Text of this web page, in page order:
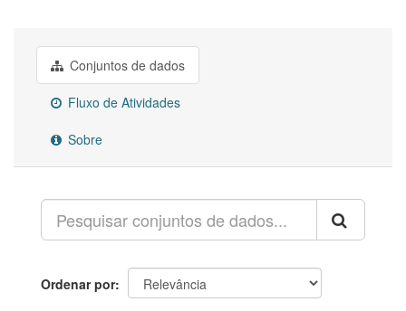
Conjuntos de dados
Fluxo de Atividades
Sobre
Ordenar por